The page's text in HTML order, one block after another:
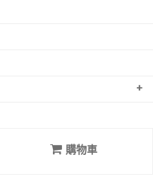
+
購物車